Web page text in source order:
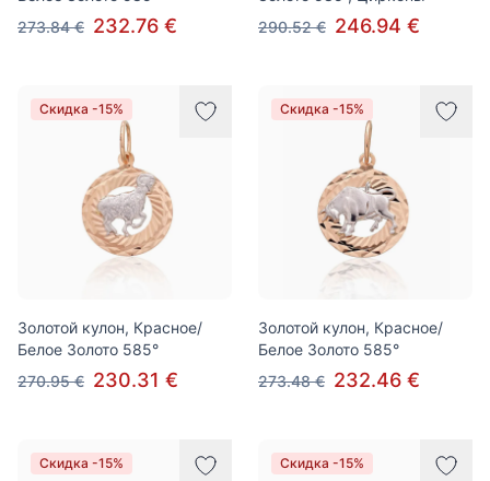
273.84 € 232.76 €
290.52 € 246.94 €
Скидка -15%
Золотой кулон, Красное/
Белое Золото 585°
270.95 € 230.31 €
Скидка -15%
Золотой кулон, Красное/
Белое Золото 585°
273.48 € 232.46 €
Скидка -15% Скидка -15%